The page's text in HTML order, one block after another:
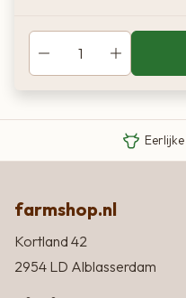
Eigen
farmshop.nl
Kortland 42
2954 LD Alblasserdam